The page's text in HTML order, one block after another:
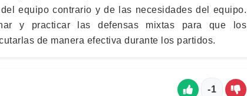
equipo contrario y de las necesidades del equipo.
y practicar las defensas mixtas para que los
de manera efectiva durante los partidos.
-1